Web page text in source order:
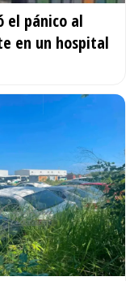
el pánico al
en un hospital